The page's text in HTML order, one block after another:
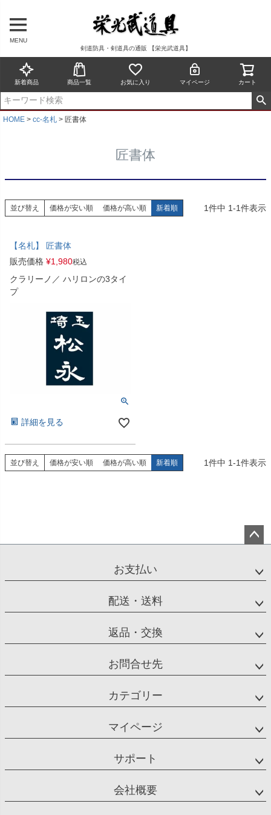
剣道防具・剣道具の通販 【栄光武道具】
MENU
新着商品 商品一覧 お気に入り マイページ カート
HOME cc-名札 匠書体
匠書体
並び替え 価格が安い順 価格が高い順 新着順 1件中 1-1件表示
【名札】 匠書体
販売価格 ¥1,980税込
クラリーノ／ ハリロンの3タイ
プ
詳細を見る
並び替え 価格が安い順 価格が高い順 新着順 1件中 1-1件表示
ップ
お支払い
配送・送料
返品・交換
お問合せ先
カテゴリー
マイページ
サポート
会社概要